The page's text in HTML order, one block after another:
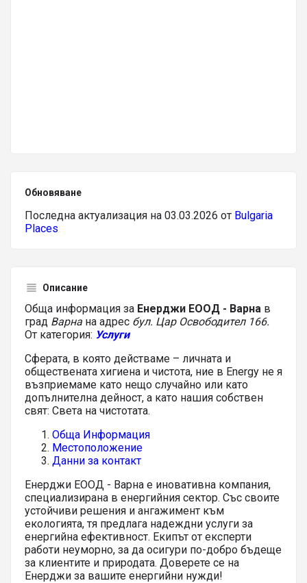
Обновяване
Последна актуализация на 03.03.2026 от Bulgaria
Places
Описание
Обща информация за Енерджи ЕООД - Варна в
град Варна на адрес бул. Цар Освободител 166.
От категория: Услуги
Сферата, в която действаме – личната и
обществената хигиена и чистота, ние в Energy не я
възприемаме като нещо случайно или като
допълнителна дейност, а като нашия собствен
свят: Света на чистотата.
Обща Информация
Местоположение
Данни за контакт
Енерджи ЕООД - Варна е иновативна компания,
специализирана в енергийния сектор. Със своите
устойчиви решения и ангажимент към
екологията, тя предлага надеждни услуги за
енергийна ефективност. Екипът от експерти
работи неуморно, за да осигури по-добро бъдеще
за клиентите и природата. Доверете се на
Енерджи за вашите енергийни нужди!